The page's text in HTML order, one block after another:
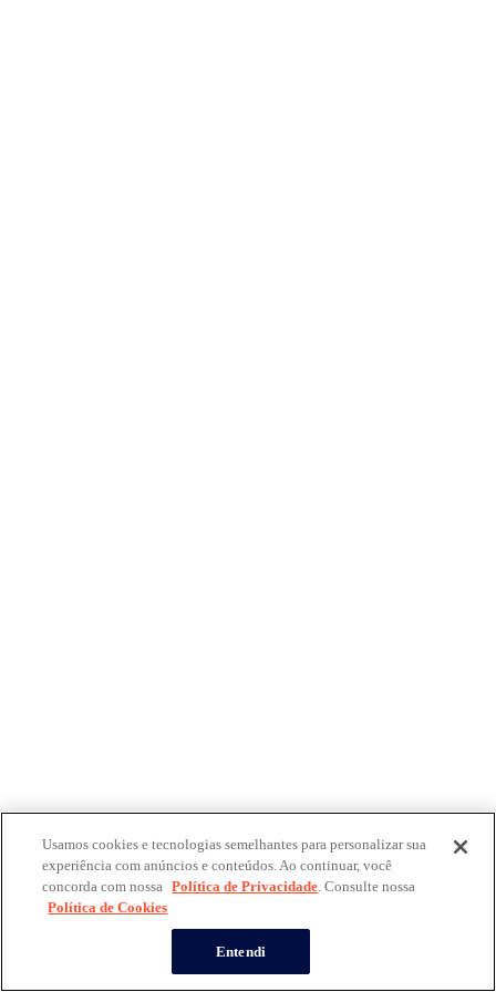
Usamos cookies e tecnologias semelhantes para personalizar sua
experiência com anúncios e conteúdos. Ao continuar, você
concorda com nossa Política de Privacidade. Consulte nossa
Política de Cookies
Entendi